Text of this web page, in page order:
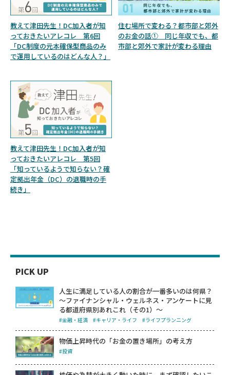
教えて津田先生！DC加入者が知
っておきたいアレコレ 第6回
「DC制度の元本確保型商品のみ
で運用しているのはどんな人？」
住む場所で変わる？都市部と郊外
のお金の話① 同じ年収でも、都
市部と郊外で家計が変わる理由
教えて津田先生！DC加入者が知
っておきたいアレコレ 第5回
「知っているようで知らない？確
定拠出年金（DC）の退職時の手
続き」
PICK UP
人生に満足している人の割合が一番多いのは何県？
～ファイナンシャル・ウェルネス・アンケートに見
る都道府県別あれこれ（その1）～
#金融・経済 #キャリア・ライフ #ライフプランニング
物価上昇時代の「お金の置き場所」の考え方
#投資